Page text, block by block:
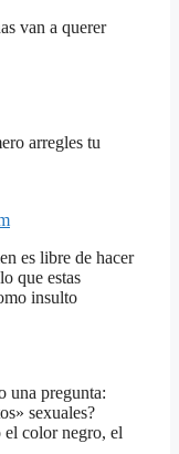
van a querer
arregles tu
es libre de hacer
que estas
insulto
una pregunta:
sexuales?
color negro, el